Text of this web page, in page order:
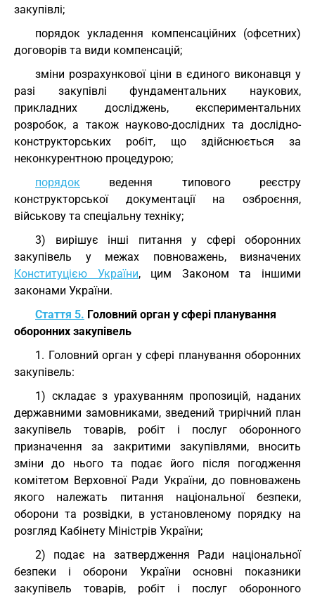
закупівлі;
порядок укладення компенсаційних (офсетних)
договорів та види компенсацій;
зміни розрахункової ціни в єдиного виконавця у
разі закупівлі фундаментальних наукових,
прикладних досліджень, експериментальних
розробок, а також науково-дослідних та дослідно-
конструкторських робіт, що здійснюється за
неконкурентною процедурою;
порядок ведення типового реєстру
конструкторської документації на озброєння,
військову та спеціальну техніку;
3) вирішує інші питання у сфері оборонних
закупівель у межах повноважень, визначених
Конституцією України, цим Законом та іншими
законами України.
Стаття 5. Головний орган у сфері планування
оборонних закупівель
1. Головний орган у сфері планування оборонних
закупівель:
1) складає з урахуванням пропозицій, наданих
державними замовниками, зведений трирічний план
закупівель товарів, робіт і послуг оборонного
призначення за закритими закупівлями, вносить
зміни до нього та подає його після погодження
комітетом Верховної Ради України, до повноважень
якого належать питання національної безпеки,
оборони та розвідки, в установленому порядку на
розгляд Кабінету Міністрів України;
2) подає на затвердження Ради національної
безпеки і оборони України основні показники
закупівель товарів, робіт і послуг оборонного